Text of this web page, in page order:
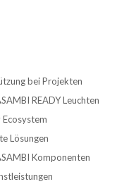
bei Projekten
READY Leuchten
Ecosystem
Lösungen
Komponenten